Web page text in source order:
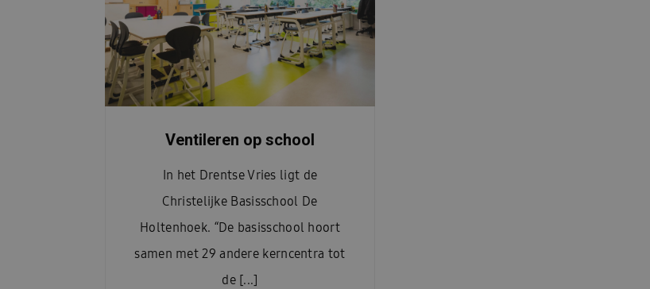
Ventileren op school
In het Drentse Vries ligt de
Christelijke Basisschool De
Holtenhoek. “De basisschool hoort
samen met 29 andere kerncentra tot
de [...]